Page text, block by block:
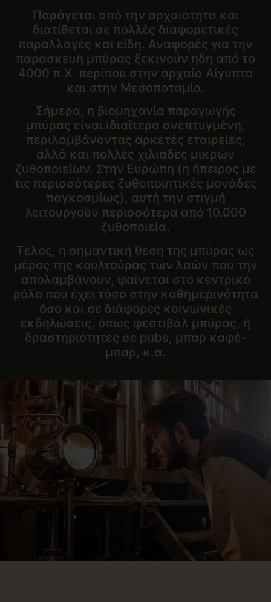
Παράγεται από την αρχαιότητα και
διατίθεται σε πολλές διαφορετικές
παραλλαγές και είδη. Αναφορές για την
παρασκευή μπύρας ξεκινούν ήδη από το
4000 π.Χ. περίπου στην αρχαία Αίγυπτο
και στην Μεσοποταμία.
Σήμερα, η βιομηχανία παραγωγής
μπύρας είναι ιδιαίτερα ανεπτυγμένη,
περιλαμβάνοντας αρκετές εταιρείες,
αλλά και πολλές χιλιάδες μικρών
ζυθοποιείων. Στην Ευρώπη (η ήπειρος με
τις περισσότερες ζυθοποιητικές μονάδες
παγκοσμίως), αυτή την στιγμή
λειτουργούν περισσότερα από 10.000
ζυθοποιεία.
Τέλος, η σημαντική θέση της μπύρας ως
μέρος της κουλτούρας των λαών που την
απολαμβάνουν, φαίνεται στο κεντρικό
ρόλο που έχει τόσο στην καθημερινότητα
όσο και σε διάφορες κοινωνικές
εκδηλώσεις, όπως φεστιβάλ μπύρας, ή
δραστηριότητες σε pubs, μπαρ καφέ-
μπαρ, κ.α.